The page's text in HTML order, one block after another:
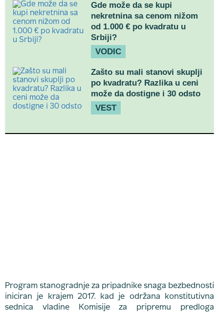
Gde može da se kupi
nekretnina sa cenom nižom
od 1.000 € po kvadratu u
Srbiji?
VODIC
Zašto su mali stanovi skuplji
po kvadratu? Razlika u ceni
može da dostigne i 30 odsto
VEST
Program stanogradnje za pripadnike snaga bezbednosti
iniciran je krajem 2017. kad je održana konstitutivna
sednica vladine Komisije za pripremu predloga